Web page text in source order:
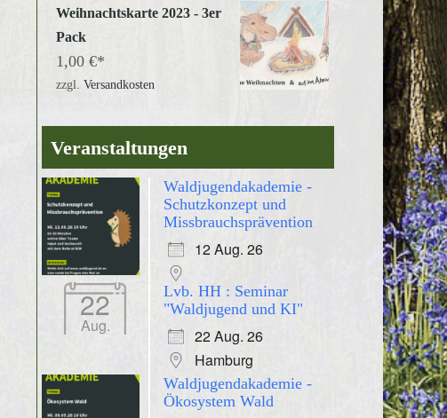
Weihnachtskarte 2023 - 3er
Pack
1,00 €
zzgl. Versandkosten
Veranstaltungen
Waldjugendakademie -
Schutzkonzept und
Missbrauchsprävention
12 Aug. 26
22
Aug.
Lvb. HH : Seminar
"Waldjugend und KI"
22 Aug. 26
Hamburg
Waldjugendakademie -
Ökosystem Wald